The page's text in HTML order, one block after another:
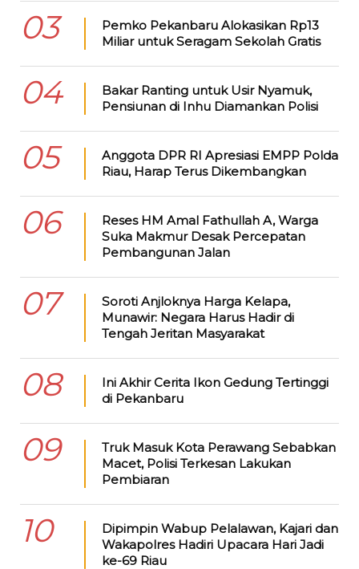
03
Pemko Pekanbaru Alokasikan Rp13
Miliar untuk Seragam Sekolah Gratis
04
Bakar Ranting untuk Usir Nyamuk,
Pensiunan di Inhu Diamankan Polisi
05
Anggota DPR RI Apresiasi EMPP Polda
Riau, Harap Terus Dikembangkan
06
Reses HM Amal Fathullah A, Warga
Suka Makmur Desak Percepatan
Pembangunan Jalan
07
Soroti Anjloknya Harga Kelapa,
Munawir: Negara Harus Hadir di
Tengah Jeritan Masyarakat
08
Ini Akhir Cerita Ikon Gedung Tertinggi
di Pekanbaru
09
Truk Masuk Kota Perawang Sebabkan
Macet, Polisi Terkesan Lakukan
Pembiaran
10
Dipimpin Wabup Pelalawan, Kajari dan
Wakapolres Hadiri Upacara Hari Jadi
ke-69 Riau